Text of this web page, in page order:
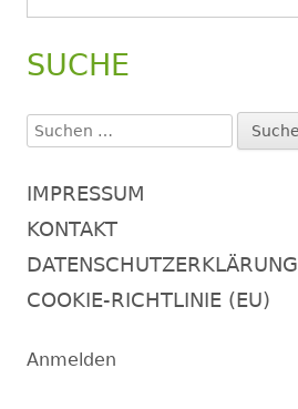
SUCHE
Suchen
nach:
IMPRESSUM
KONTAKT
DATENSCHUTZERKLÄRUNG
COOKIE-RICHTLINIE (EU)
Anmelden